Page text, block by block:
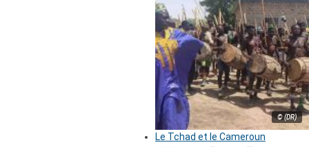
© (DR)
Le Tchad et le Cameroun